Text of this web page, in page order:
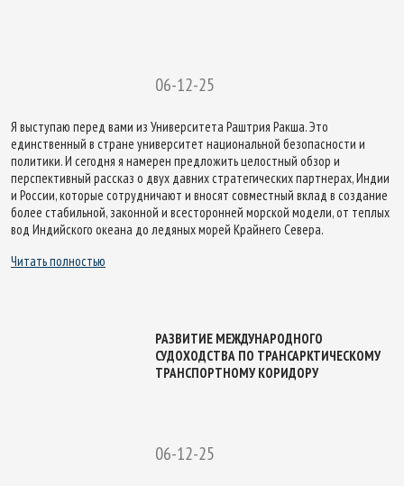
06-12-25
Я выступаю перед вами из Университета Раштрия Ракша. Это
единственный в стране университет национальной безопасности и
политики. И сегодня я намерен предложить целостный обзор и
перспективный рассказ о двух давних стратегических партнерах, Индии
и России, которые сотрудничают и вносят совместный вклад в создание
более стабильной, законной и всесторонней морской модели, от теплых
вод Индийского океана до ледяных морей Крайнего Севера.
Читать полностью
РАЗВИТИЕ МЕЖДУНАРОДНОГО
СУДОХОДСТВА ПО ТРАНСАРКТИЧЕСКОМУ
ТРАНСПОРТНОМУ КОРИДОРУ
06-12-25